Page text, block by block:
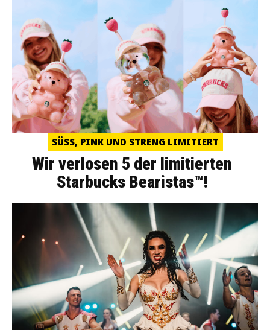
SÜSS, PINK UND STRENG LIMITIERT
Wir verlosen 5 der limitierten
Starbucks Bearistas™!